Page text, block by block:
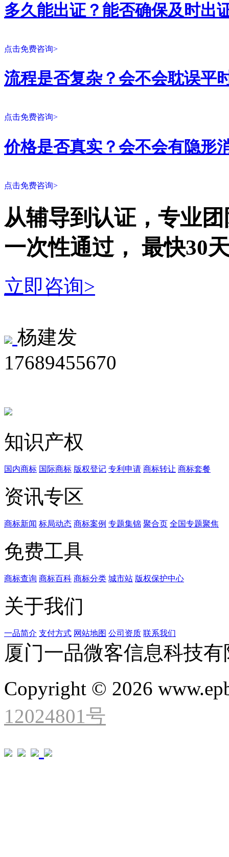
多久能出证？能否确保及时出
点击免费咨询>
流程是否复杂？会不会耽误平
点击免费咨询>
价格是否真实？会不会有隐形
点击免费咨询>
从辅导到认证，专业
一次性通过， 最快30
立即咨询>
杨建发
17689455670
知识产权
国内商标 国际商标 版权登记 专利申请 商标转让 商标套餐
资讯专区
商标新闻 标局动态 商标案例 专题集锦 聚合页 全国专题聚焦
免费工具
商标查询 商标百科 商标分类 城市站 版权保护中心
关于我们
一品简介 支付方式 网站地图 公司资质 联系我们
厦门一品微客信息科技
Copyright © 2026
12024801号